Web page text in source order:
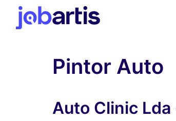
Pintor Auto
Auto Clinic Lda